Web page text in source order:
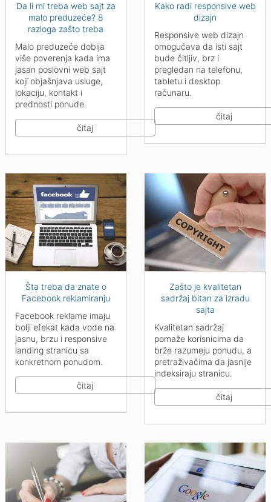
Da li mi treba web sajt za
malo preduzeće? 8
razloga zašto treba
Malo preduzeće dobija
više poverenja kada ima
jasan poslovni web sajt
koji objašnjava usluge,
lokaciju, kontakt i
prednosti ponude.
čitaj
Kako radi responsive web
dizajn
Responsive web dizajn
omogućava da isti sajt
bude čitljiv, brz i
pregledan na telefonu,
tabletu i desktop
računaru.
čitaj
Šta treba da znate o
Facebook reklamiranju
Facebook reklame imaju
bolji efekat kada vode na
jasnu, brzu i responsive
landing stranicu sa
konkretnom ponudom.
čitaj
Zašto je kvalitetan
sadržaj bitan za izradu
sajta
Kvalitetan sadržaj
pomaže korisnicima da
brže razumeju ponudu, a
pretraživačima da jasnije
indeksiraju stranicu.
čitaj